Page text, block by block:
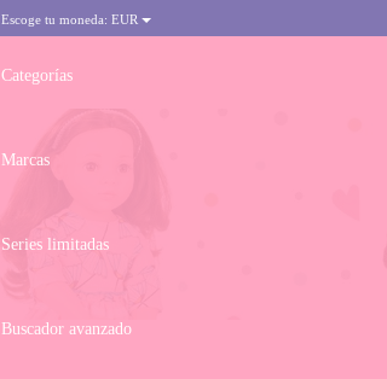
Escoge tu moneda: EUR
Categorías
Marcas
Series limitadas
Buscador avanzado